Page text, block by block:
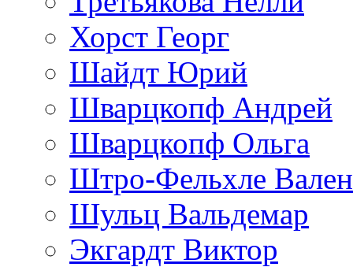
Хорст Георг
Шайдт Юрий
Шварцкопф Андрей
Шварцкопф Ольга
Штро-Фельхле
Шульц Вальдемар
Экгардт Виктор